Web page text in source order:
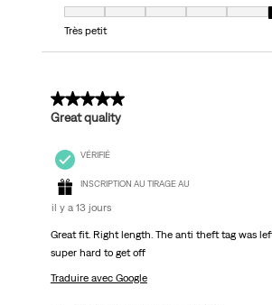
Taille, 6 sur 7, où 1 est égal à Très petit et 7
Très petit
5 sur 5 étoiles.
Great quality
VÉRIFIÉ
INSCRIPTION AU TIRAGE AU
il y a 13 jours
Great fit. Right length. The anti theft tag was
super hard to get off
Traduire avec Google